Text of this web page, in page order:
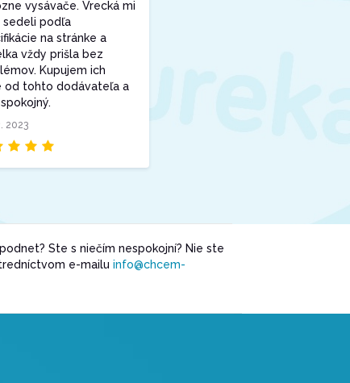
vysávače. Vrecká mi
sedeli podľa
na stránke a
vždy prišla bez
Kupujem ich
od tohto dodávateľa a
2023
Ste s niečím nespokojní? Nie ste
e-mailuinfo@chcem-